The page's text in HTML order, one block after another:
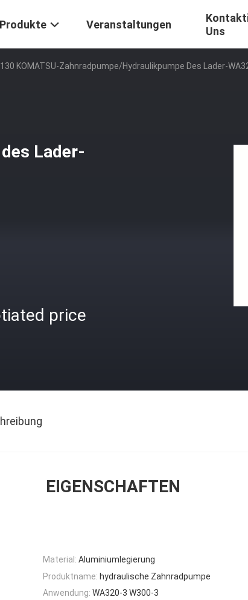
Produkte Veranstaltungen
Uns
KOMATSU-Zahnradpumpe/Hydraulikpumpe Des Lader-
Lader-
price
EIGENSCHAFTEN
Material: Aluminiumlegierung
Produktname: hydraulische Zahnradpumpe
Anwendung: WA320-3 W300-3